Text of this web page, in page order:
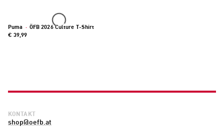
Puma · ÖFB 2026 Culture T-Shirt
€ 39,99
KONTAKT
shop@oefb.at